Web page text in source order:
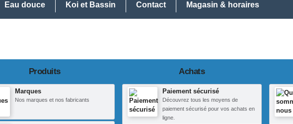
Eau douce Koi et Bassin Contact Magasin & horaires
Produits
Marques
Nos marques et nos fabricants
Achats
Paiement sécurisé
Découvrez tous les moyens de
paiement sécurisé pour vos achats en
ligne.